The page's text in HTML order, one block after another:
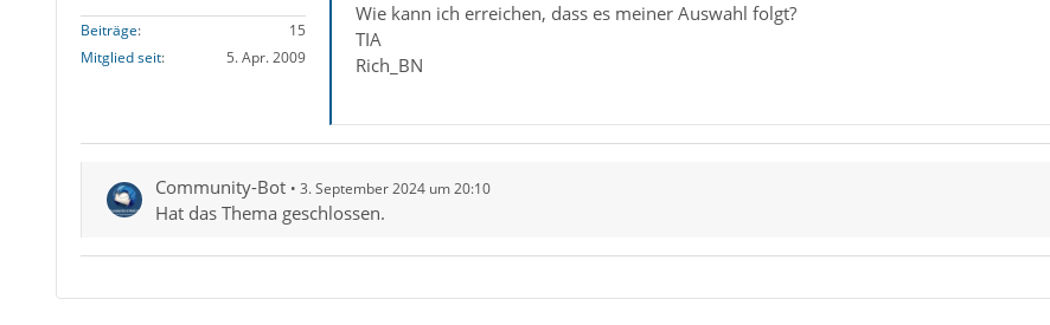
Beiträge
15
Mitglied seit
5. Apr. 2009
Wie kann ich erreichen, dass es meiner Auswahl folgt?
TIA
Rich_BN
Community-Bot 3. September 2024 um 20:10
Hat das Thema geschlossen.